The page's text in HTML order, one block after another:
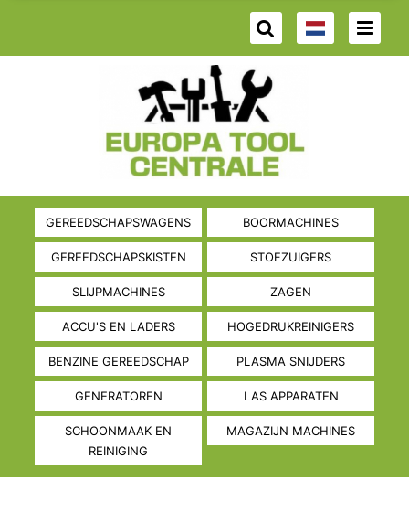
GEREEDSCHAPSWAGENS BOORMACHINES
GEREEDSCHAPSKISTEN STOFZUIGERS
SLIJPMACHINES ZAGEN
ACCU'S EN LADERS HOGEDRUKREINIGERS
BENZINE GEREEDSCHAP PLASMA SNIJDERS
GENERATOREN LAS APPARATEN
SCHOONMAAK EN
REINIGING
MAGAZIJN MACHINES